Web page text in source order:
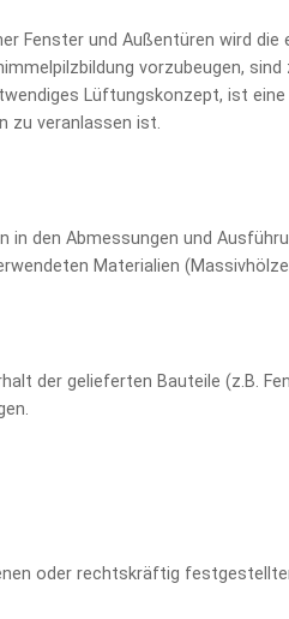
Fenster und Außentüren wird
vorzubeugen,
Lüftungskonzept, ist
zu veranlassen ist.
in den Abmessungen und
Materialien
der gelieferten Bauteile (z.B.
oder rechtskräftig